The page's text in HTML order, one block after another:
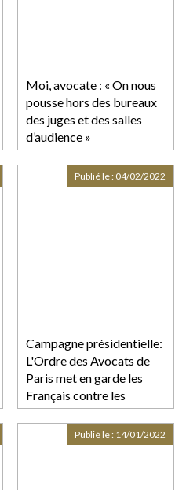
Moi, avocate : « On nous
pousse hors des bureaux
des juges et des salles
d’audience »
Campagne présidentielle:
L'Ordre des Avocats de
Paris met en garde les
Français contre les
déclarations dangereuses
de certains candidats
Publié le : 04/02/2022
Publié le : 14/01/2022